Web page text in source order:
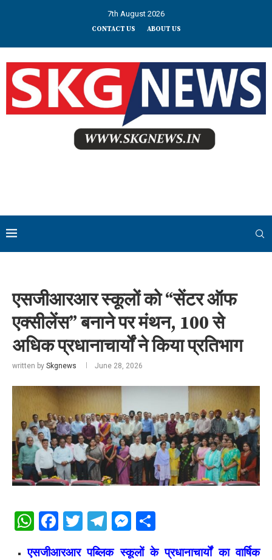
7th August 2026
CONTACT US ABOUT US
एसजीआरआर स्कूलों को “सेंटर ऑफ
एक्सीलेंस” बनाने पर मंथन, 100 से
अधिक प्रधानाचार्यों ने किया प्रतिभाग
written by Skgnews June 28, 2026
WhatsApp
Facebook
Twitter
Telegram
Messenger
एसजीआरआर पब्लिक स्कूलों के प्रधानाचार्यों का वार्षिक